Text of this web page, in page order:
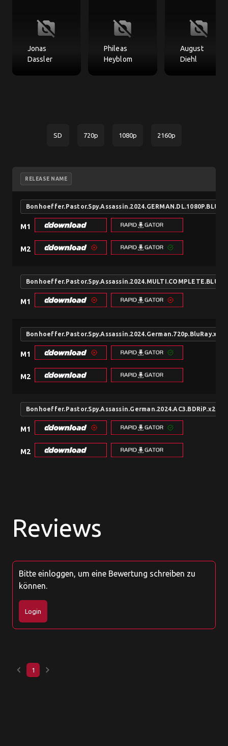
no_photography
Jonas
Dassler
no_photography
Phileas
Heyblom
no_photography
August
Diehl
SD 720p 1080p 2160p
RELEASE NAME
M1
M2
M1
M1
M2
Bonhoeffer.Pastor.Spy.Assassin.German.2024.AC3.BDRiP.x264-
M1
M2
Reviews
Bitte einloggen, um eine Bewertung schreiben zu
können.
Login
keyboard_arrow_left 1 keyboard_arrow_right